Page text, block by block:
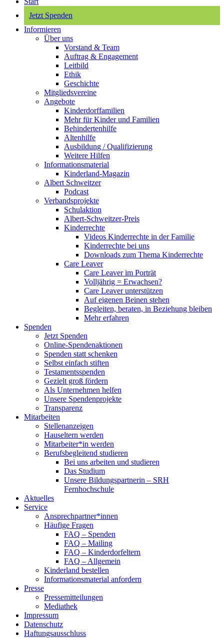
Jetzt Spenden
Informieren
Über uns
Vorstand & Team
Auftrag & Engagement
Leitbild
Ethik
Geschichte
Mitgliedsvereine
Angebote
Kinderdorffamilien
Mehr für Kinder und Familien
Behindertenhilfe
Altenhilfe
Ausbildung / Qualifizierung
Weitere Hilfen
Informationsmaterial
Kinderland-Magazin
Albert Schweitzer
Podcast
Verbandsprojekte
Schulaktion
Albert-Schweitzer-Preis
Kinderrechte
Videos Kinderrechte in der Familie
Kinderrechte bei uns
Downloads zum Thema Kinderrechte
Care Leaver
Care Leaver im Porträt
Volljährig = Erwachsen?
Care Leaver unterstützen
Auf eigenen Beinen stehen
Begleiten, beraten, in Beziehung bleiben
Mehr erfahren
Spenden
Jetzt Spenden
Online-Spendenaktionen
Spenden statt schenken
Selbst einfach stiften
Testamentsspenden
Gezielt groß fördern
Als Unternehmen helfen
Unsere Spendenprojekte
Transparenz
Mitarbeiten
Stellenanzeigen
Hauseltern werden
Mitarbeiter*in werden
Berufsbegleitend studieren
Bei uns arbeiten und studieren
Das Studium
Unsere Bildungspartnerin – SRH
Fernhochschule
Aktuelles
Service
Ansprechpartner*innen
Häufige Fragen
FAQ – Spenden
FAQ – Mailing
FAQ – Kinderdorfeltern
FAQ – Allgemein
Kinderland bestellen
Informationsmaterial anfordern
Presse
Pressemitteilungen
Mediathek
Impressum
Datenschutz
Haftungsausschluss